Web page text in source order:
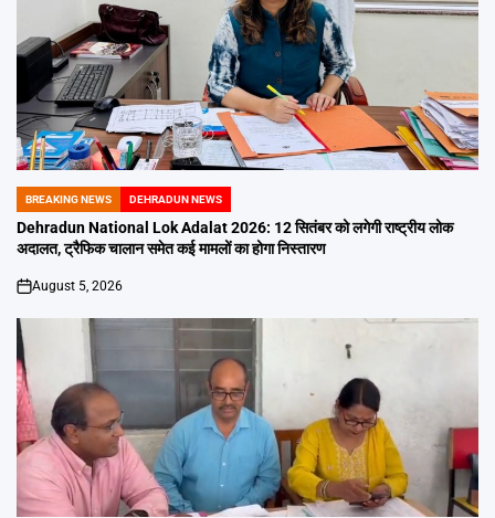
POSTED
IN
BREAKING NEWS DEHRADUN NEWS
Dehradun National Lok Adalat 2026: 12 सितंबर को लगेगी राष्ट्रीय लोक
अदालत, ट्रैफिक चालान समेत कई मामलों का होगा निस्तारण
on
August 5, 2026